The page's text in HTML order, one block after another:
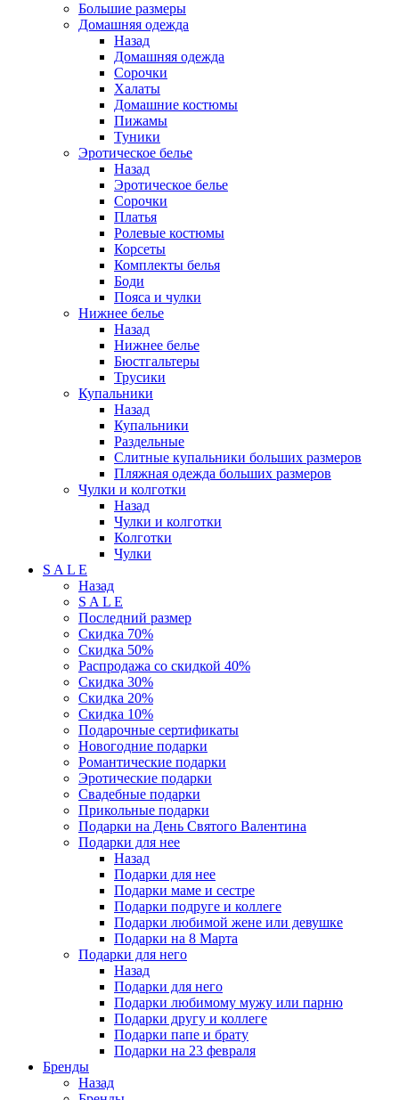
Большие размеры
Домашняя одежда
Назад
Домашняя одежда
Сорочки
Халаты
Домашние костюмы
Пижамы
Туники
Эротическое белье
Назад
Эротическое белье
Сорочки
Платья
Ролевые костюмы
Корсеты
Комплекты белья
Боди
Пояса и чулки
Нижнее белье
Назад
Нижнее белье
Бюстгальтеры
Трусики
Купальники
Назад
Купальники
Раздельные
Слитные купальники больших размеров
Пляжная одежда больших размеров
Чулки и колготки
Назад
Чулки и колготки
Колготки
Чулки
S A L E
Назад
S A L E
Последний размер
Скидка 70%
Скидка 50%
Распродажа со скидкой 40%
Скидка 30%
Скидка 20%
Скидка 10%
Подарочные сертификаты
Новогодние подарки
Романтические подарки
Эротические подарки
Свадебные подарки
Прикольные подарки
Подарки на День Святого Валентина
Подарки для нее
Назад
Подарки для нее
Подарки маме и сестре
Подарки подруге и коллеге
Подарки любимой жене или девушке
Подарки на 8 Марта
Подарки для него
Назад
Подарки для него
Подарки любимому мужу или парню
Подарки другу и коллеге
Подарки папе и брату
Подарки на 23 февраля
Бренды
Назад